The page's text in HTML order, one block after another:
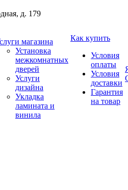
д. 179
магазина
Установка
межкомнатных
дверей
Услуги
дизайна
Укладка
ламината и
винила
Как купить
Условия
оплаты
Условия
доставки
Гарантия
на товар